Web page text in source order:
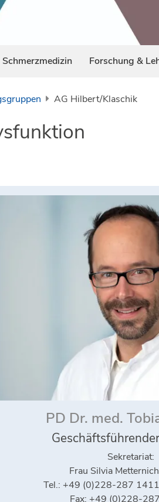
Schmerzmedizin Forschung &
AG Hilbert/Klaschik
PD Dr. med.
Sekretariat:
Frau Silvia
Tel.: +49 (0)228-287
Fax: +49 (0)228-